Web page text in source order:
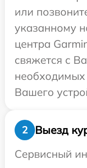
или
указанному
центра
свяжется с
Вашего
2
Выезд
Сервисный